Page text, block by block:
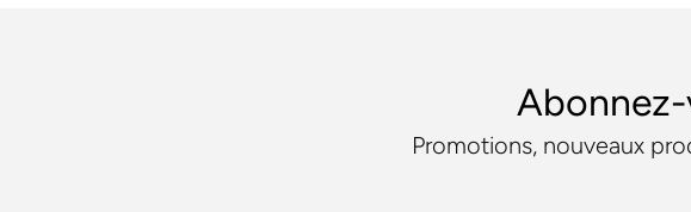
Promotions, nouveaux